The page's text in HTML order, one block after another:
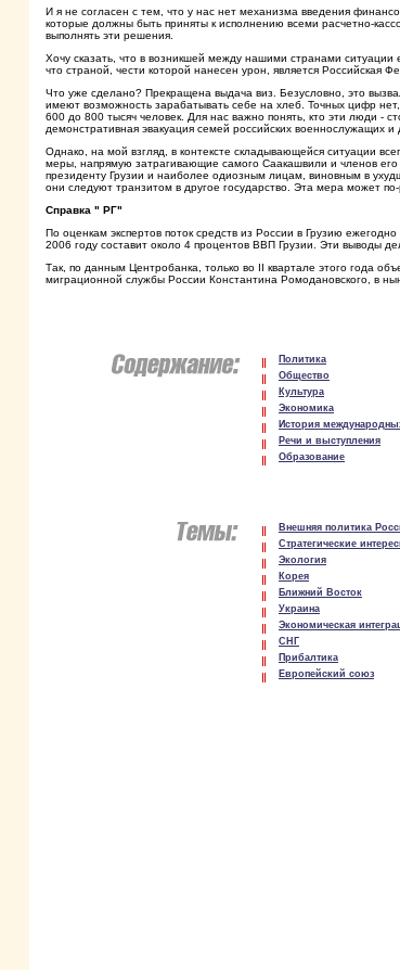
И я не согласен с тем, что у нас нет механизма введения
которые должны быть приняты к исполнению всеми расчетно-
выполнять эти решения.
Хочу сказать, что в возникшей между нашими странами
что страной, чести которой нанесен урон, является Российская
Что уже сделано? Прекращена выдача виз. Безусловно, это
имеют возможность зарабатывать себе на хлеб. Точных цифр
600 до 800 тысяч человек. Для нас важно понять, кто эти люди -
демонстративная эвакуация семей российских военнослужащих и
Однако, на мой взгляд, в контексте складывающейся ситуации
меры, напрямую затрагивающие самого Саакашвили и членов
президенту Грузии и наиболее одиозным лицам, виновным в
они следуют транзитом в другое государство. Эта мера может
Справка " РГ"
По оценкам экспертов поток средств из России в Грузию
2006 году составит около 4 процентов ВВП Грузии. Эти выводы
Так, по данным Центробанка, только во II квартале этого года
миграционной службы России Константина Ромодановского, в
Политика
Общество
Культура
Экономика
История
Речи и выступления
Образование
Внешняя политика
Стратегические
Экология
Корея
Ближний Восток
Украина
Экономическая
СНГ
Прибалтика
Европейский союз